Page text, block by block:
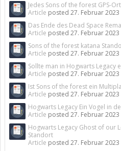
Jedes Sons of the forest GPS-
Article posted 27. Februar 2023
Das Ende des Dead Space
Article posted 27. Februar 2023
Sons of the forest katana
Article posted 27. Februar 2023
Sollte man in Hogwarts Legacy
Article posted 27. Februar 2023
Ist Sons of the forest ein
Article posted 27. Februar 2023
Hogwarts Legacy Ein Vogel in
Article posted 27. Februar 2023
Hogwarts Legacy Ghost of our
Standort
Article posted 27. Februar 2023